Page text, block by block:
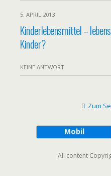
5. APRIL 2013
Kinderlebensmittel –
Kinder?
KEINE ANTWORT
Zum
Mobil
All content